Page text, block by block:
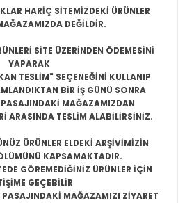
HARİÇ SİTEMİZDEKİ ÜRÜNLER
DEĞİLDİR.
SİTE ÜZERİNDEN ÖDEMESİNİ
YAPARAK
TESLİM" SEÇENEĞİNİ KULLANIP
BİR İŞ GÜNÜ SONRA
MAĞAZAMIZDAN
ARASINDA TESLİM ALABİLİRSİNİZ.
ÜRÜNLER ELDEKİ ARŞİVİMİZİN
KAPSAMAKTADIR.
GÖREMEDİĞİNİZ ÜRÜNLER İÇİN
GEÇEBİLİR
MAĞAZAMIZI ZİYARET